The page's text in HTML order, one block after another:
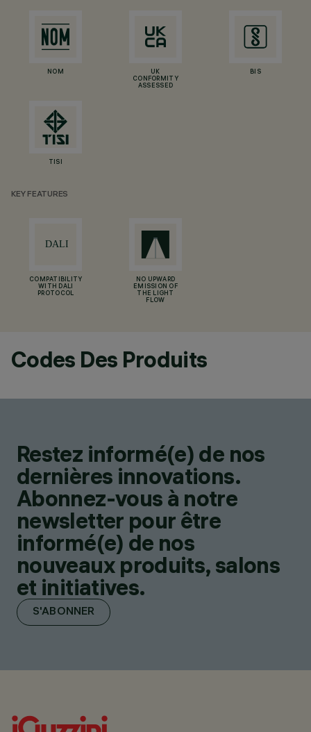
NOM
UK
CONFORMITY
ASSESSED
BIS
TISI
KEY FEATURES
COMPATIBILITY
WITH DALI
PROTOCOL
NO UPWARD
EMISSION OF
THE LIGHT
FLOW
Codes Des Produits
Restez informé(e) de nos
dernières innovations.
Abonnez-vous à notre
newsletter pour être
informé(e) de nos
nouveaux produits, salons
et initiatives.
S'ABONNER